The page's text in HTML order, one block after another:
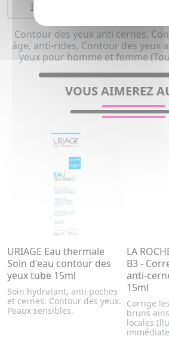
Indications
Contour des yeux anti cernes,
âge, anti-rides, Contour des yeux
yeux pour homme et femme
VOUS AIMEREZ
URIAGE Eau thermale
Soin d'eau contour des
yeux tube 15ml
Soin hydratant, anti poches
et cernes. Contour des yeux.
Peaux sensibles.
LA
B3 -
anti-
15ml
Corrige
bruns
locales